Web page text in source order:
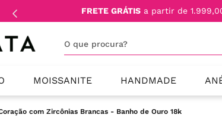
FRETE GRÁTIS a partir de
MOISSANITE HANDMADE
com Zircônias Brancas - Banho de Ouro 18k